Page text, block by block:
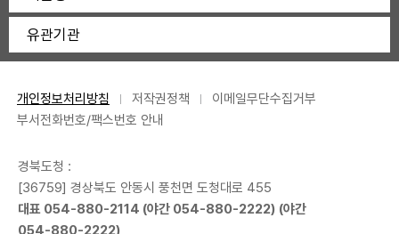
유관기관
개인정보처리방침 저작권정책
이메일무단수집거부
부서전화번호/팩스번호 안내
경북도청 :
[36759] 경상북도 안동시 풍천면 도청대로 455
대표 054-880-2114 (야간 054-880-2222) (야간
054-880-2222)